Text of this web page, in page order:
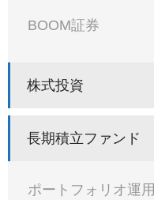
BOOM証券
株式投資
長期積立ファンド
ポートフォリオ運用